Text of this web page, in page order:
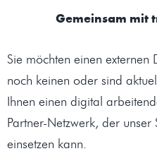
Gemeinsam mit
Sie möchten einen externen
noch keinen oder sind
Ihnen einen digital
Partner-Netzwerk, der unser
einsetzen kann.